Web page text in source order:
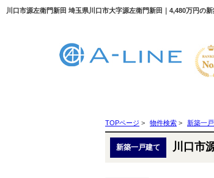
川口市源左衛門新田 埼玉県川口市大字源左衛門新田｜4,480万円の
TOPページ > 物件検索 > 新築一
新築一戸建て 川口市